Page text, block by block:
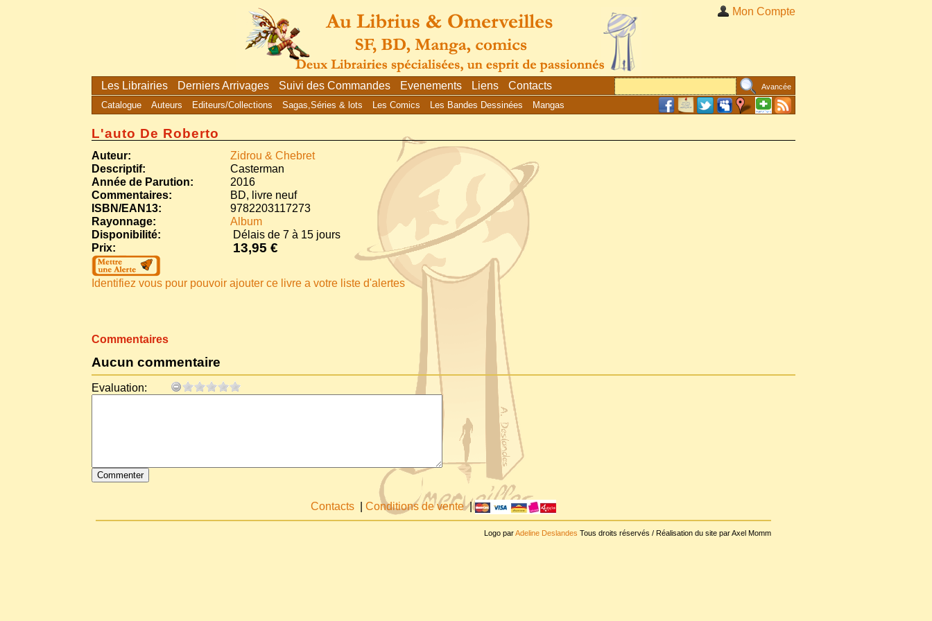
Mon Compte
Les Librairies Derniers Arrivages Suivi des Commandes Evenements Liens Contacts Avancée
Catalogue Auteurs Editeurs/Collections Sagas,Séries & lots Les Comics Les Bandes Dessinées Mangas
L'auto De Roberto
Auteur:
Zidrou & Chebret
Descriptif:
Casterman
Année de Parution:
2016
Commentaires:
BD, livre neuf
ISBN/EAN13:
9782203117273
Rayonnage:
Album
Disponibilité:
Délais de 7 à 15 jours
Prix:
13,95 €
Identifiez vous pour pouvoir ajouter ce livre a votre liste d'alertes
Commentaires
Aucun commentaire
Evaluation:
Contacts |Conditions de vente|
Logo parAdeline Deslandes Tous droits réservés / Réalisation du site par Axel Momm